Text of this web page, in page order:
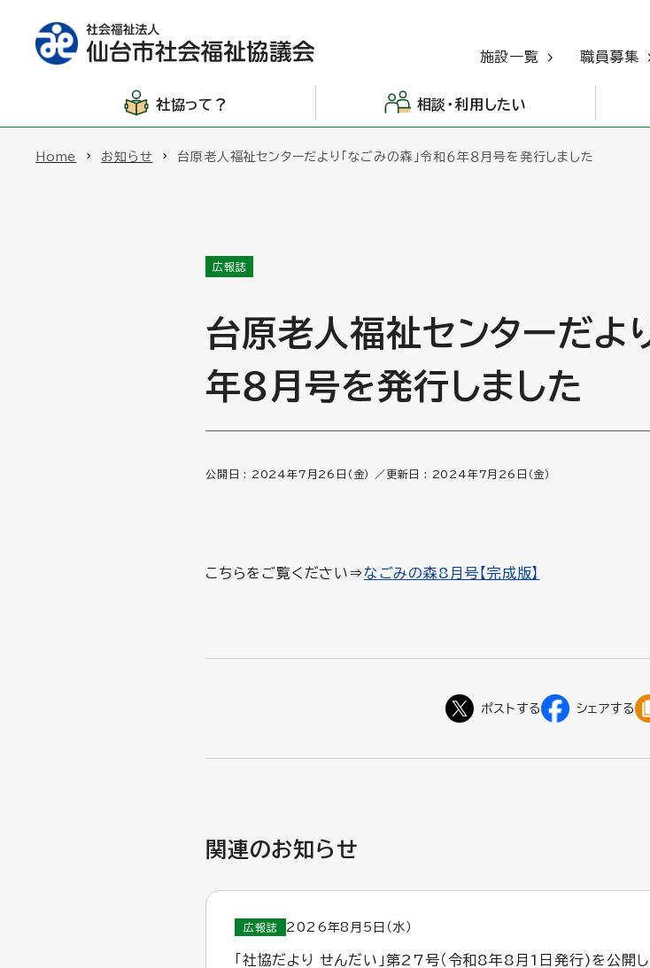
施設一覧 職員募集
社協って？ 相談・利用したい
Home お知らせ 台原老人福祉センターだより「なごみの森」令和６年８月号を発行しました
広報誌
台原老人福祉センターだよ
年８月号を発行しました
公開日 : 2024年7月26日（金） ／更新日 : 2024年7月26日（金）
こちらをご覧ください⇒なごみの森8月号【完成版】
関連のお知らせ
広報誌 2026年8月5日（水）
「社協だより せんだい」第27号（令和8年8月1日発行)を公開し